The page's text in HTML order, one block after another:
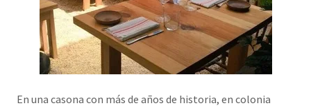
En una casona con más de años de historia, en colonia